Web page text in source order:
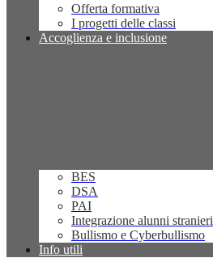
Offerta formativa
I progetti delle classi
Accoglienza e inclusione
BES
DSA
PAI
Integrazione alunni stranieri
Bullismo e Cyberbullismo
Info utili